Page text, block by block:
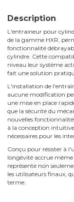
Description
L'entraineur pour
de la gamme HXR,
fonctionnalité
cylindre. Cette
niveau leur système
fait une solution
L'installation de
aucune modification
une mise en place
que la sécurité du
nouvelles
à la conception
nécessaires pour les
Conçu pour résister à
longévité accrue
représente non
les utilisateurs finaux,
terme.